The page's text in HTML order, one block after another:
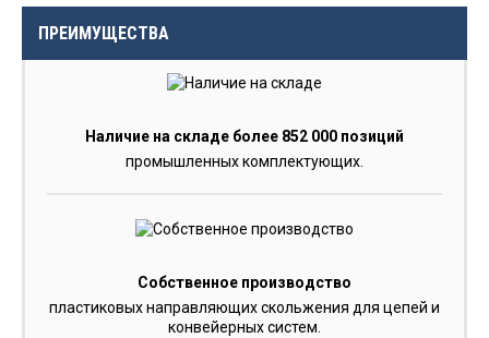
ПРЕИМУЩЕСТВА
Наличие на складе более 852 000 позиций
промышленных комплектующих.
Собственное производство
пластиковых направляющих скольжения для цепей и
конвейерных систем.